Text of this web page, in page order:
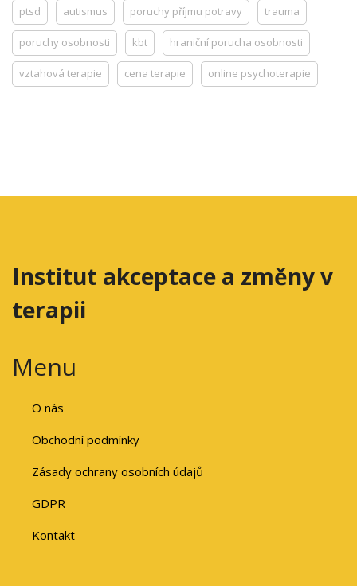
ptsd autismus poruchy příjmu potravy trauma
poruchy osobnosti kbt hraniční porucha osobnosti
vztahová terapie cena terapie online psychoterapie
Institut akceptace a změny v
terapii
Menu
O nás
Obchodní podmínky
Zásady ochrany osobních údajů
GDPR
Kontakt